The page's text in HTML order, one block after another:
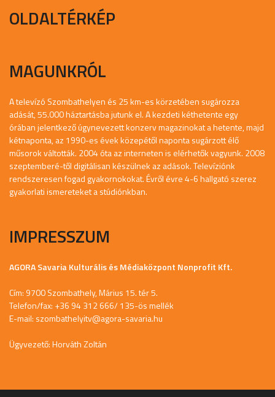
OLDALTÉRKÉP
MAGUNKRÓL
A televízó Szombathelyen és 25 km-es körzetében sugározza
adását, 55.000 háztartásba jutunk el. A kezdeti kéthetente egy
órában jelentkező úgynevezett konzerv magazinokat a hetente, majd
kétnaponta, az 1990-es évek közepétől naponta sugárzott élő
műsorok váltották. 2004 óta az interneten is elérhetők vagyunk. 2008
szeptemberé-től digitálisan készülnek az adások. Televíziónk
rendszeresen fogad gyakornokokat. Évről évre 4-6 hallgató szerez
gyakorlati ismereteket a stúdiónkban.
IMPRESSZUM
AGORA Savaria Kulturális és Médiaközpont Nonprofit Kft.
Cím: 9700 Szombathely, Márius 15. tér 5.
Telefon/fax: +36 94 312 666/ 135-ös mellék
E-mail: szombathelyitv@agora-savaria.hu
Ügyvezető: Horváth Zoltán